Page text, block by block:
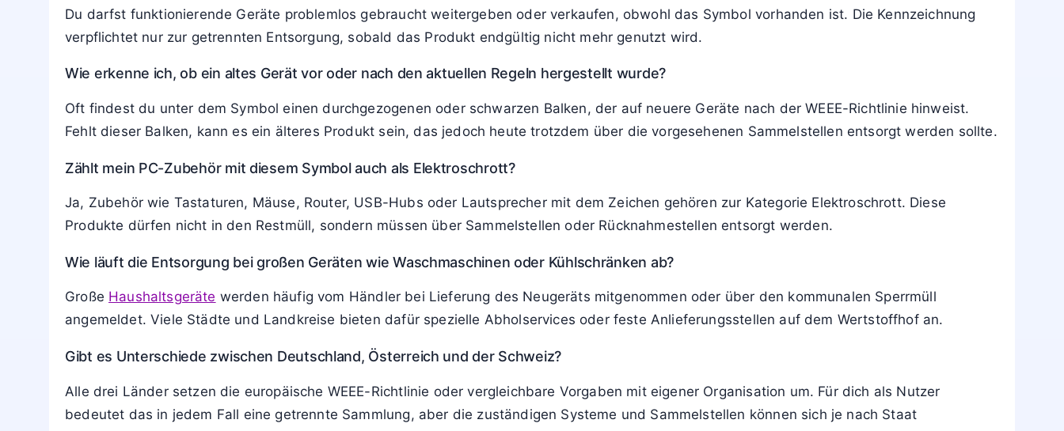
Welche Folgen drohen, wenn ich Geräte trotz Symbol im Restmüll entsorge?
schadest du Umwelt und Gesundheit, weil Schadstoffe ungefiltert in die Verbrennung oder Deponie gelangen.
Muss ich vor der Abgabe Daten und Zubehör entfernen?
Netzteile und Zubehör kannst du entweder mit abgeben oder getrennt sammeln, sofern sie ebenfalls elektrisch betrieben werden.
Darf ich Geräte mit der durchgestrichenen Tonne weiterverkaufen oder verschenken?
verpflichtet nur zur getrennten Entsorgung, sobald das Produkt endgültig nicht mehr genutzt wird.
Wie erkenne ich, ob ein altes Gerät vor oder nach den aktuellen Regeln hergestellt wurde?
Oft findest du unter dem Symbol einen durchgezogenen oder schwarzen Balken, der auf neuere Geräte nach der WEEE-Richtlinie hinweist.
Fehlt dieser Balken, kann es ein älteres Produkt sein, das jedoch heute trotzdem über die vorgesehenen Sammelstellen entsorgt werden sollte.
Zählt mein PC-Zubehör mit diesem Symbol auch als Elektroschrott?